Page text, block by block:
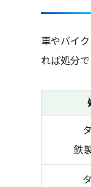
車やバイ
れば処分
鉄